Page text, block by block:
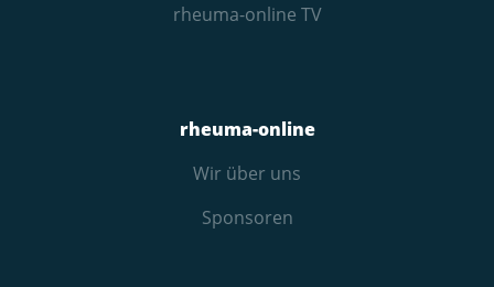
rheuma-online TV
rheuma-online
Wir über uns
Sponsoren